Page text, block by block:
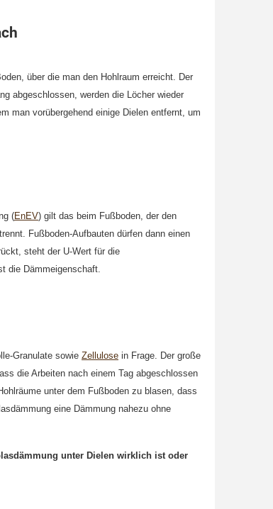
über die man den Hohlraum erreicht. Der
abgeschlossen, werden die Löcher wieder
man vorübergehend einige Dielen entfernt, um
(EnEV) gilt das beim Fußboden, der den
Fußboden-Aufbauten dürfen dann einen
steht der U-Wert für die
die Dämmeigenschaft.
Granulate sowie Zellulose in Frage. Der große
die Arbeiten nach einem Tag abgeschlossen
unter dem Fußboden zu blasen, dass
eine Dämmung nahezu ohne
unter Dielen wirklich ist oder